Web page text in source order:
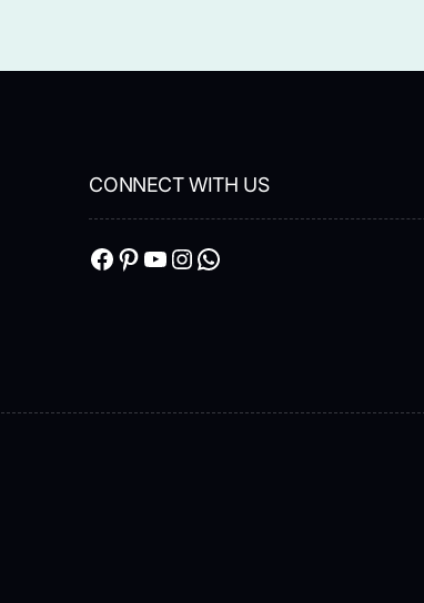
CONNECT WITH US
Facebook Pinterest YouTube InstagramWhatsApp